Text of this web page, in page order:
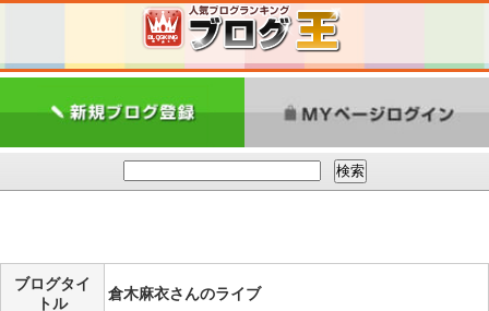
ブログタイ
トル
倉木麻衣さんのライブ